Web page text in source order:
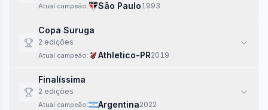
Atual campeão: São Paulo1993
Copa Suruga
2 edições
Atual campeão: Athletico-PR2019
Finalíssima
2 edições
Atual campeão: Argentina2022